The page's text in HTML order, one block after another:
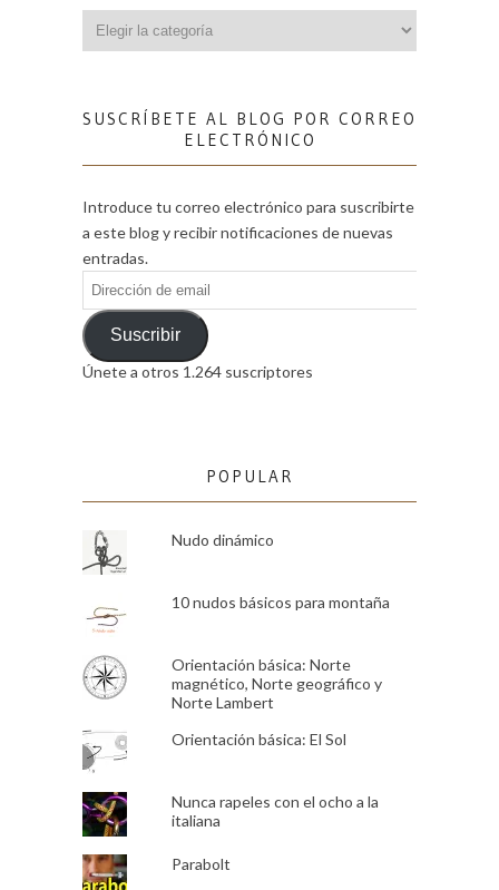
SUSCRÍBETE AL BLOG POR CORREO
ELECTRÓNICO
Introduce tu correo electrónico para suscribirte
a este blog y recibir notificaciones de nuevas
entradas.
Dirección
de
emailSuscribir
Únete a otros 1.264 suscriptores
POPULAR
Nudo dinámico
10 nudos básicos para montaña
Orientación básica: Norte
magnético, Norte geográfico y
Norte Lambert
Orientación básica: El Sol
Nunca rapeles con el ocho a la
italiana
Parabolt